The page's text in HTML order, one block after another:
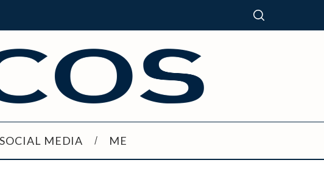
SOCIAL MEDIA ME